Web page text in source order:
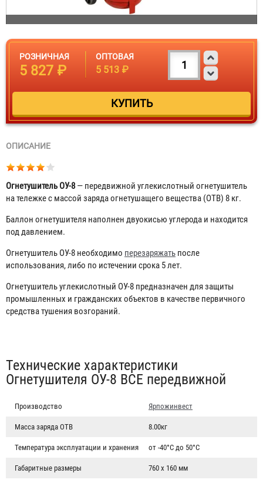
РОЗНИЧНАЯ
5 827 ₽
ОПТОВАЯ
5 513 ₽
ОПИСАНИЕ
Огнетушитель ОУ-8— передвижной углекислотный огнетушитель
на тележке с массой заряда огнетушащего вещества (ОТВ) 8 кг.
Баллон огнетушителя наполнен двуокисью углерода и находится
под давлением.
Огнетушитель ОУ-8 необходимо перезаряжать после
использования, либо по истечении срока 5 лет.
Огнетушитель углекислотный ОУ-8 предназначен для защиты
промышленных и гражданских объектов в качестве первичного
средства тушения возгораний.
Табы
Технические характеристики
Огнетушителя ОУ-8 BCE передвижной
Производство Ярпожинвест
Масса заряда ОТВ 8.00кг
Температура эксплуатации и хранения от -40°С до 50°С
Габаритные размеры 760 х 160 мм